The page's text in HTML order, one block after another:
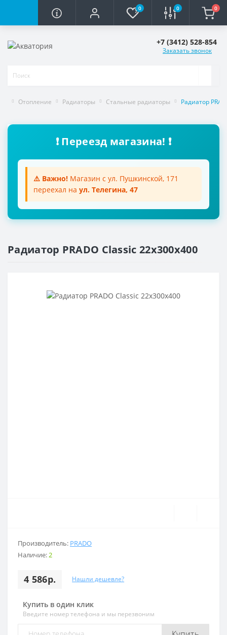
0 0 0
+7 (3412) 528-854
Заказать звонок
Отопление Радиаторы Стальные радиаторы Радиатор
❗ Переезд магазина! ❗
⚠️ Важно! Магазин с ул. Пушкинской, 171
переехал на ул. Телегина, 47
Радиатор PRADO Classic 22х300х400
Производитель: PRADO
Наличие:2
4 586р. Нашли дешевле?
Купить в один клик
Введите номер телефона и мы перезвоним